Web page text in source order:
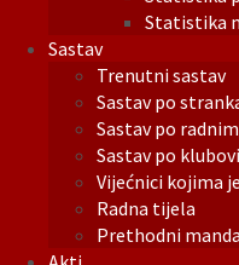
Statistika
Sastav
Trenutni sastav
Sastav po
Sastav po
Sastav po
Vijećnici kojima
Radna tijela
Prethodni